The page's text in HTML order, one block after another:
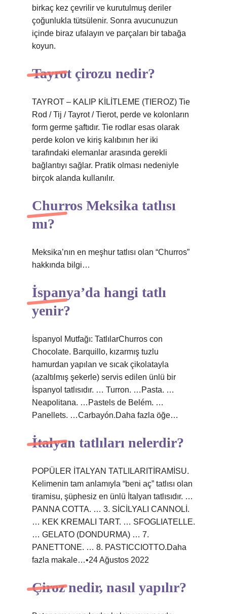
birkaç kez çevrilir ve kurutulmuş deriler
çoğunlukla tütsülenir. Sonra avucunuzun
içinde biraz ufalayın ve parçaları bir tabağa
koyun.
Tayrot çirozu nedir?
TAYROT – KALIP KİLİTLEME (TIEROZ) Tie
Rod / Tij / Tayrot / Tierot, perde ve kolonların
form germe şaftıdır. Tie rodlar esas olarak
perde kolon ve kiriş kalıbının her iki
tarafındaki elemanlar arasında gerekli
bağlantıyı sağlar. Pratik olması nedeniyle
birçok alanda kullanılır.
Churros Meksika tatlısı
mı?
Meksika’nın en meşhur tatlısı olan “Churros”
hakkında bilgi…
İspanya’da hangi tatlı
yenir?
İspanyol Mutfağı: TatlılarChurros con
Chocolate. Barquillo, kızarmış tuzlu
hamurdan yapılan ve sıcak çikolatayla
(azaltılmış şekerle) servis edilen ünlü bir
İspanyol tatlısıdır. … Turron. …Pasta. …
Neapolitana. …Pastels de Belém. …
Panellets. …Carbayón.Daha fazla öğe…
İtalyan tatlıları nelerdir?
POPÜLER İTALYAN TATLILARITİRAMİSU.
Kelimenin tam anlamıyla “beni aç” tatlısı olan
tiramisu, şüphesiz en ünlü İtalyan tatlısıdır. …
PANNA COTTA. … 3. SİCİLYALI CANNOLİ.
… KEK KREMALI TART. … SFOGLIATELLE.
… GELATO (DONDURMA) … 7.
PANETTONE. … 8. PASTICCIOTTO.Daha
fazla makale…•24 Ağustos 2022
Çiroz nedir, nasıl yapılır?